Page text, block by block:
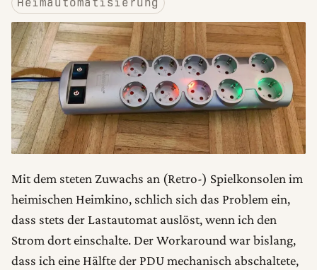
Mit dem steten Zuwachs an (Retro-) Spielkonsolen im
heimischen Heimkino, schlich sich das Problem ein,
dass stets der Lastautomat auslöst, wenn ich den
Strom dort einschalte. Der Workaround war bislang,
dass ich eine Hälfte der PDU mechanisch abschaltete,